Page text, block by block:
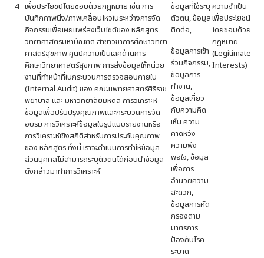
4 เพื่อประโยชน์โดยชอบด้วยกฎหมาย เช่น การ
บันทึกภาพนิ่ง/ภาพเคลื่อนไหวในระหว่างการจัด
กิจกรรมเพื่อเผยแพร่ลงเว็บไซต์ของ หลักสูตร
วิทยาศาสตรมหาบัณฑิต สาขาวิชาการศึกษาวิทยา
ศาสตร์สุขภาพ ศูนย์ความเป็นเลิศด้านการ
ศึกษาวิทยาศาสตร์สุขภาพ การส่งข้อมูลให้หน่วย
งานที่ทำหน้าที่ในกระบวนการตรวจสอบภายใน
(Internal Audit) ของ คณะแพทยศาสตร์ศิริราช
พยาบาล และ มหาวิทยาลัยมหิดล การวิเคราะห์
ข้อมูลเพื่อปรับปรุงคุณภาพและกระบวนการจัด
อบรม การวิเคราะห์ข้อมูลในรูปแบบรายงานหรือ
การวิเคราะห์เชิงสถิติสำหรับการประกันคุณภาพ
ของ หลักสูตร ทั้งนี้ เราจะดำเนินการทำให้ข้อมูล
ส่วนบุคคลไม่สามารถระบุตัวตนได้ก่อนนำข้อมูล
ดังกล่าวมาทำการวิเคราะห์
ข้อมูลที่ใช้ระบุ
ตัวตน, ข้อมูล
ติดต่อ,
ข้อมูลการเข้า
ร่วมกิจกรรม,
ข้อมูลการ
ทำงาน,
ข้อมูลเกี่ยว
กับความคิด
เห็น ความ
คาดหวัง
ความพึง
พอใจ, ข้อมูล
เพื่อการ
อำนวยความ
สะดวก,
ข้อมูลการคัด
กรองตาม
มาตรการ
ป้องกันโรค
ระบาด
ความจำเป็น
เพื่อประโยชน์
โดยชอบด้วย
กฎหมาย
(Legitimate
Interests)